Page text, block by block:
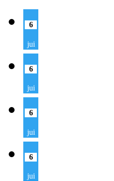
6
jui
6
jui
6
jui
6
jui